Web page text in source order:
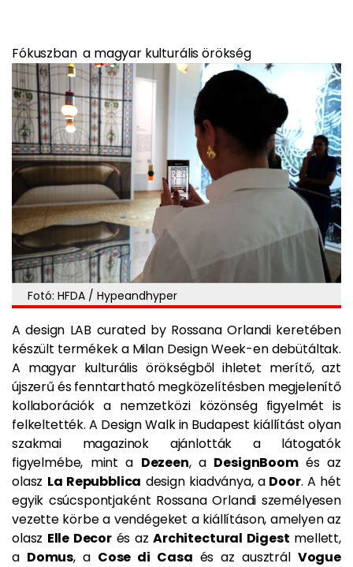
Fókuszban a magyar kulturális örökség
Fotó: HFDA / Hypeandhyper
A design LAB curated by Rossana Orlandi keretében
készült termékek a Milan Design Week-en debütáltak.
A magyar kulturális örökségből ihletet merítő, azt
újszerű és fenntartható megközelítésben megjelenítő
kollaborációk a nemzetközi közönség figyelmét is
felkeltették. A Design Walk in Budapest kiállítást olyan
szakmai magazinok ajánlották a látogatók
figyelmébe, mint a Dezeen, a DesignBoomés az
olasz La Repubblica design kiadványa, aDoor. A hét
egyik csúcspontjaként Rossana Orlandi személyesen
vezette körbe a vendégeket a kiállításon, amelyen az
olasz Elle Decorés azArchitectural Digest mellett,
a Domus, a Cose di Casa és az ausztrál Vogue